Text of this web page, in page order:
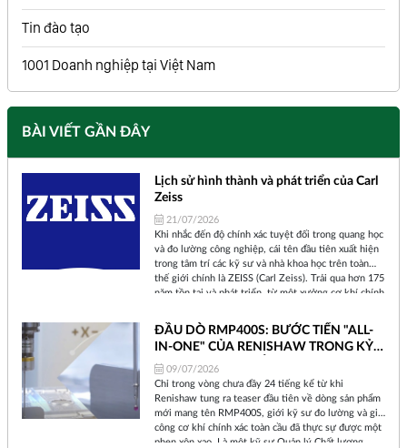
Tin đào tạo
1001 Doanh nghiệp tại Việt Nam
BÀI VIẾT GẦN ĐÂY
Lịch sử hình thành và phát triển của Carl
Zeiss
21/07/2026
Khi nhắc đến độ chính xác tuyệt đối trong quang học
và đo lường công nghiệp, cái tên đầu tiên xuất hiện
trong tâm trí các kỹ sư và nhà khoa học trên toàn
thế giới chính là ZEISS (Carl Zeiss). Trải qua hơn 175
năm tồn tại và phát triển, từ một xưởng cơ khí chính
đoàn công nghệ toàn cầu, ZEISS đã không ngừng
định hình lại cách chúng ta nhìn nhận thế giới và
kiểm soát chất lượng sản phẩm.
ĐẦU DÒ RMP400S: BƯỚC TIẾN "ALL-
IN-ONE" CỦA RENISHAW TRONG KỶ
NGUYÊN SẢN XUẤT THÔNG MINH
09/07/2026
Chỉ trong vòng chưa đầy 24 tiếng kể từ khi
Renishaw tung ra teaser đầu tiên về dòng sản phẩm
mới mang tên RMP400S, giới kỹ sư đo lường và gia
công cơ khí chính xác toàn cầu đã thực sự được một
phen xôn xao. Là một kỹ sư Quản lý Chất lượng